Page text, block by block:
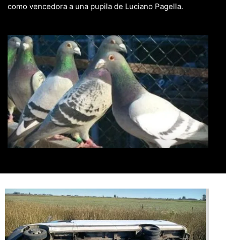
como vencedora a una pupila de Luciano Pagella.